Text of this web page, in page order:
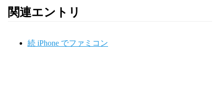
関連エントリ
続 iPhone でファミコン